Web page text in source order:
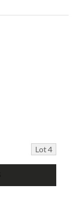
Lot 4